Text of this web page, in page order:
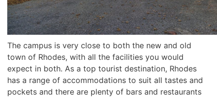
The campus is very close to both the new and old
town of Rhodes, with all the facilities you would
expect in both. As a top tourist destination, Rhodes
has a range of accommodations to suit all tastes and
pockets and there are plenty of bars and restaurants